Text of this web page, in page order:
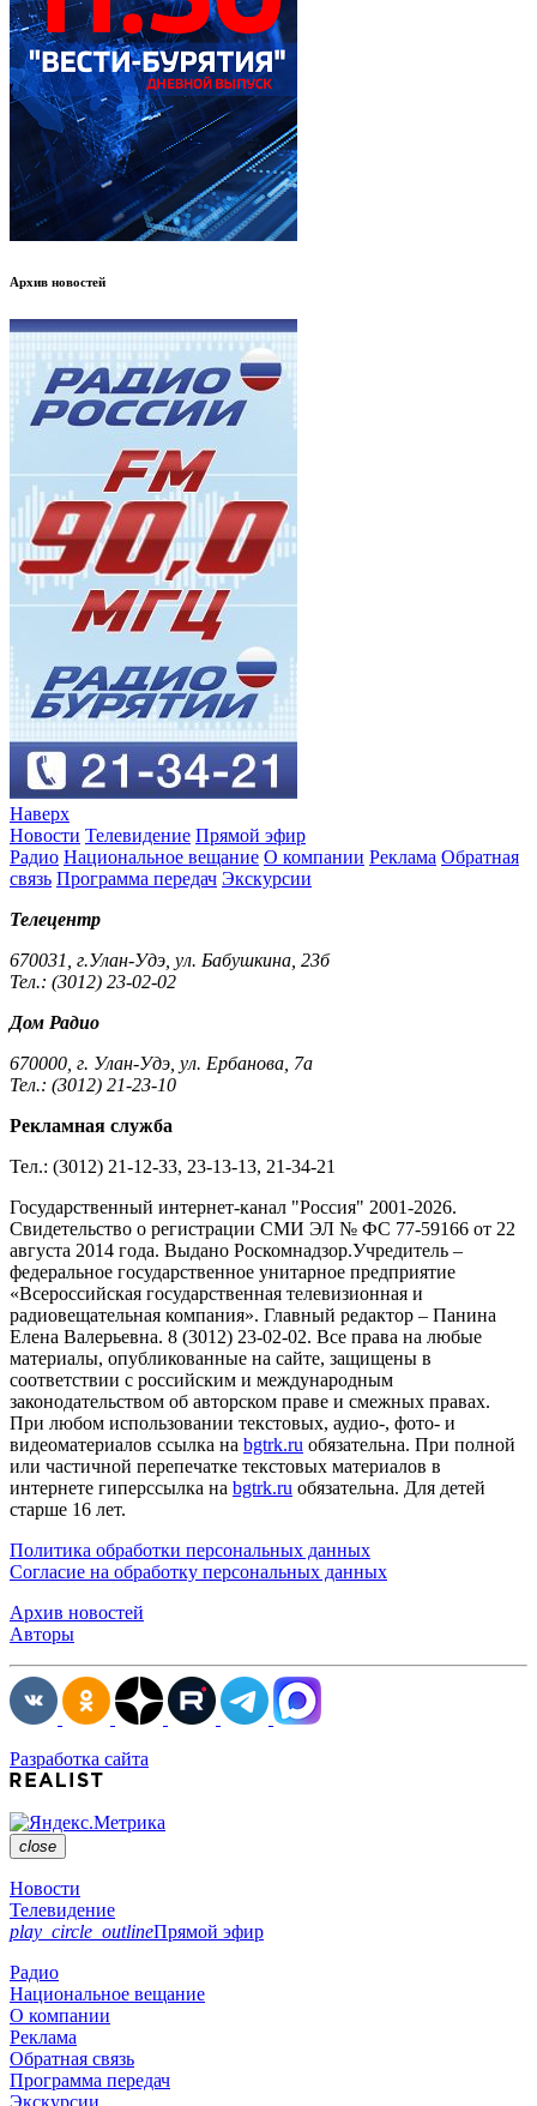
Архив новостей
Наверх
Новости Телевидение Прямой эфир
Радио Национальное вещание О компании Реклама Обратная
связь Программа передач Экскурсии
Телецентр
670031, г.Улан-Удэ, ул. Бабушкина, 23б
Тел.: (3012) 23-02-02
Дом Радио
670000, г. Улан-Удэ, ул. Ербанова, 7а
Тел.: (3012) 21-23-10
Рекламная служба
Тел.: (3012) 21-12-33, 23-13-13, 21-34-21
Государственный интернет-канал "Россия" 2001-2026.
Cвидетельство о регистрации СМИ ЭЛ № ФС 77-59166 от 22
августа 2014 года. Выдано Роскомнадзор.Учредитель –
федеральное государственное унитарное предприятие
«Всероссийская государственная телевизионная и
радиовещательная компания». Главный редактор – Панина
Елена Валерьевна. 8 (3012) 23-02-02. Все права на любые
материалы, опубликованные на сайте, защищены в
соответствии с российским и международным
законодательством об авторском праве и смежных правах.
При любом использовании текстовых, аудио-, фото- и
видеоматериалов ссылка на bgtrk.ru обязательна. При полной
или частичной перепечатке текстовых материалов в
интернете гиперссылка на bgtrk.ru обязательна. Для детей
старше 16 лет.
Политика обработки персональных данных
Согласие на обработку персональных данных
Архив новостей
Авторы
Разработка сайта
close
Новости
Телевидение
play_circle_outlineПрямой эфир
Радио
Национальное вещание
О компании
Реклама
Обратная связь
Программа передач